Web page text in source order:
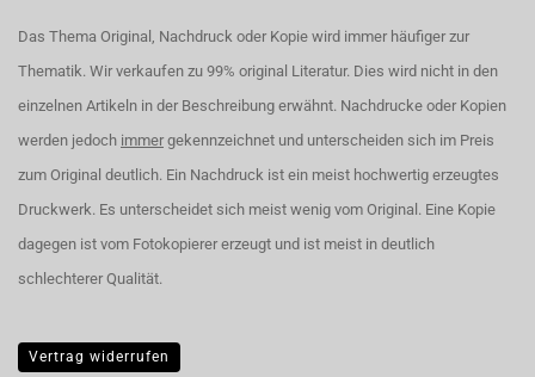
Das Thema Original, Nachdruck oder Kopie wird immer häufiger zur
Thematik. Wir verkaufen zu 99% original Literatur. Dies wird nicht in den
einzelnen Artikeln in der Beschreibung erwähnt. Nachdrucke oder Kopien
werden jedoch immer gekennzeichnet und unterscheiden sich im Preis
zum Original deutlich. Ein Nachdruck ist ein meist hochwertig erzeugtes
Druckwerk. Es unterscheidet sich meist wenig vom Original. Eine Kopie
dagegen ist vom Fotokopierer erzeugt und ist meist in deutlich
schlechterer Qualität.
Vertrag widerrufen